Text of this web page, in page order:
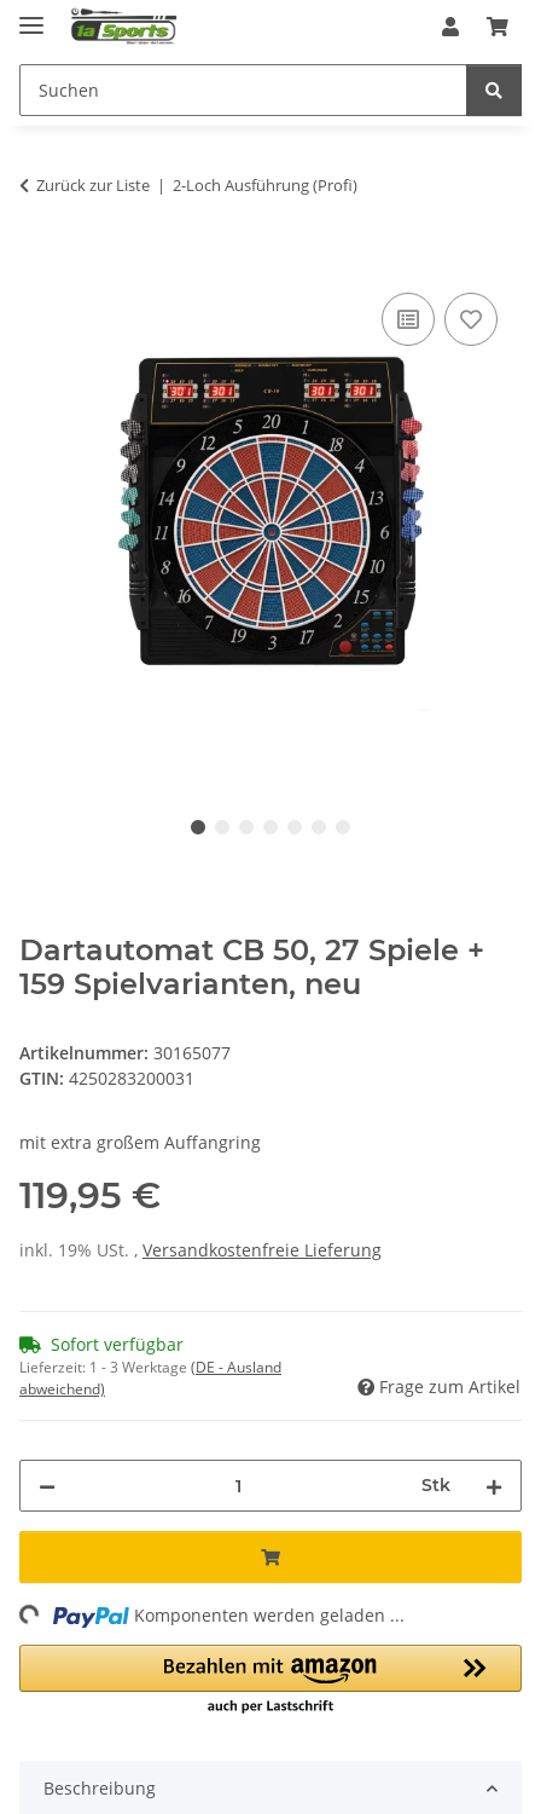
Zurück zur Liste 2-Loch Ausführung (Profi)
Dartautomat CB 50, 27 Spiele +
159 Spielvarianten, neu
Artikelnummer: 30165077
GTIN: 4250283200031
mit extra großem Auffangring
119,95 €
inkl. 19% USt. , Versandkostenfreie Lieferung
Sofort verfügbar
Lieferzeit: 1 - 3 Werktage (DE - Ausland
abweichend)
Frage zum Artikel
Stk
Komponenten werden geladen ...
Beschreibung